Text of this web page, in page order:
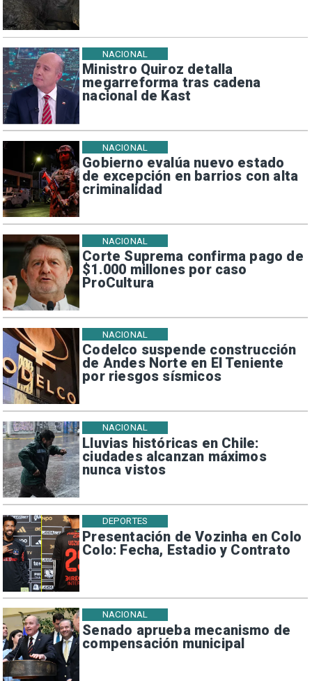
Ministro Quiroz detalla
megarreforma tras cadena
nacional de Kast
NACIONAL
Gobierno evalúa nuevo estado
de excepción en barrios con alta
criminalidad
NACIONAL
Corte Suprema confirma pago de
$1.000 millones por caso
ProCultura
NACIONAL
Codelco suspende construcción
de Andes Norte en El Teniente
por riesgos sísmicos
NACIONAL
Lluvias históricas en Chile:
ciudades alcanzan máximos
nunca vistos
NACIONAL
Presentación de Vozinha en Colo
Colo: Fecha, Estadio y Contrato
DEPORTES
Senado aprueba mecanismo de
compensación municipal
NACIONAL